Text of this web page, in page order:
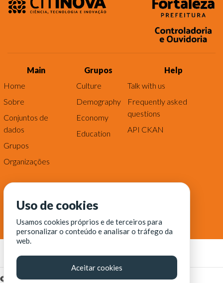
Main
Home
Sobre
Conjuntos de
dados
Grupos
Organizações
Grupos
Culture
Demography
Economy
Education
Help
Talk with us
Frequently asked
questions
API CKAN
© Fortaleza Digital || CITINOVA - Fundação de Ciência,
Uso de cookies
Usamos cookies próprios e de terceiros para
personalizar o conteúdo e analisar o tráfego da
web.
Aceitar cookies